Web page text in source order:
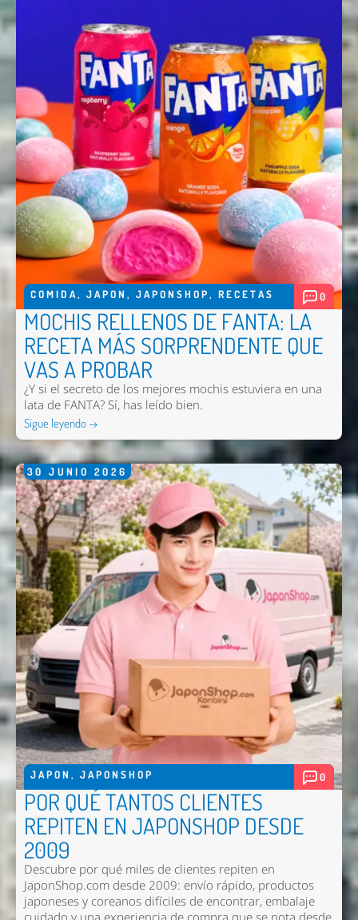
COMIDA, JAPON , JAPONSHOP, RECETAS 0
MOCHIS RELLENOS DE FANTA: LA
RECETA MÁS SORPRENDENTE QUE
VAS A PROBAR
¿Y si el secreto de los mejores mochis estuviera en una
lata de FANTA? Sí, has leído bien.
Sigue leyendo →
30 JUNIO 2026
JAPON , JAPONSHOP 0
POR QUÉ TANTOS CLIENTES
REPITEN EN JAPONSHOP DESDE
2009
Descubre por qué miles de clientes repiten en
JaponShop.com desde 2009: envío rápido, productos
japoneses y coreanos difíciles de encontrar, embalaje
Nombre *
Email *
Comentario *
Enviar